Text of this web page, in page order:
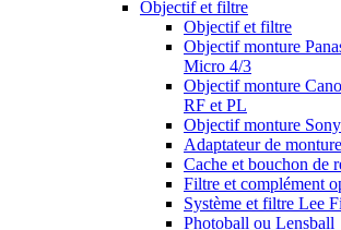
Objectif et filtre
Objectif et filtre
Objectif monture
Micro 4/3
Objectif monture
RF et PL
Objectif monture
Adaptateur de monture
Cache et bouchon de
Filtre et complément
Système et filtre Lee
Photoball ou Lensball